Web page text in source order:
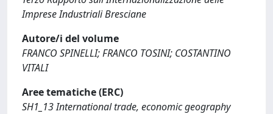
Imprese Industriali Bresciane
Autore/i del volume
FRANCO SPINELLI; FRANCO TOSINI; COSTANTINO
VITALI
Aree tematiche (ERC)
SH1_13 International trade, economic geography